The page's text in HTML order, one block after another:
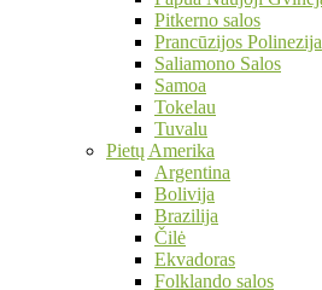
Pitkerno salos
Prancūzijos Polinezija
Saliamono Salos
Samoa
Tokelau
Tuvalu
Pietų Amerika
Argentina
Bolivija
Brazilija
Čilė
Ekvadoras
Folklando salos